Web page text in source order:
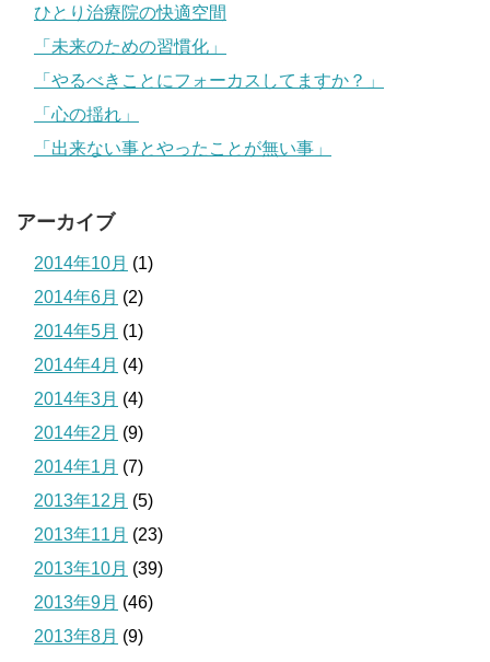
ひとり治療院の快適空間
「未来のための習慣化」
「やるべきことにフォーカスしてますか？」
「心の揺れ」
「出来ない事とやったことが無い事」
アーカイブ
2014年10月 (1)
2014年6月 (2)
2014年5月 (1)
2014年4月 (4)
2014年3月 (4)
2014年2月 (9)
2014年1月 (7)
2013年12月 (5)
2013年11月 (23)
2013年10月 (39)
2013年9月 (46)
2013年8月 (9)